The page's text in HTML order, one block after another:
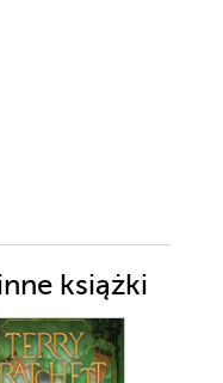
książki